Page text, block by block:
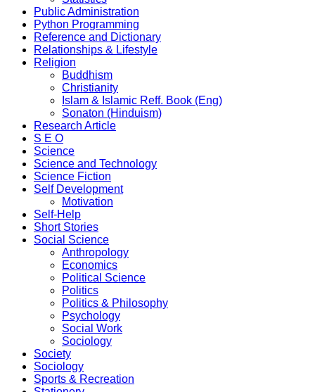
Public Administration
Python Programming
Reference and Dictionary
Relationships & Lifestyle
Religion
Buddhism
Christianity
Islam & Islamic Reff. Book (Eng)
Sonaton (Hinduism)
Research Article
S E O
Science
Science and Technology
Science Fiction
Self Development
Motivation
Self-Help
Short Stories
Social Science
Anthropology
Economics
Political Science
Politics
Politics & Philosophy
Psychology
Social Work
Sociology
Society
Sociology
Sports & Recreation